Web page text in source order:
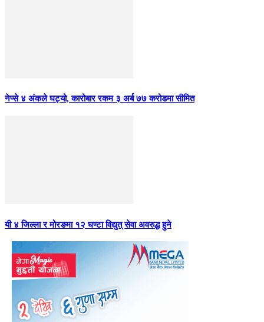
नेप्से ४ अंकले घट्यो, कारोबार रकम ३ अर्ब ७७ करोडमा सीमित
यी ४ जिल्ला र मोरङमा १२ घण्टा विद्युत् सेवा अवरुद्ध हुने